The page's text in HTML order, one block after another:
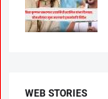
WEB STORIES